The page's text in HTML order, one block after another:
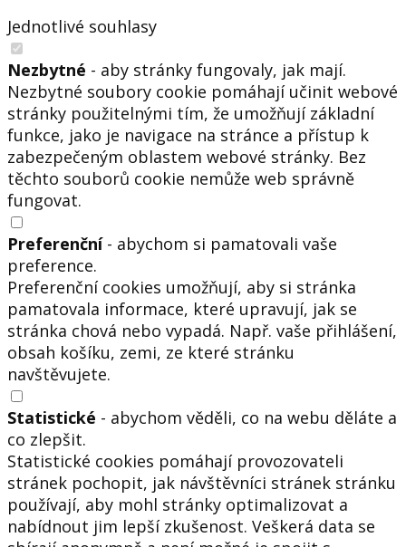
Jednotlivé souhlasy
Nezbytné - aby stránky fungovaly, jak mají.
Nezbytné soubory cookie pomáhají učinit webové
stránky použitelnými tím, že umožňují základní
funkce, jako je navigace na stránce a přístup k
zabezpečeným oblastem webové stránky. Bez
těchto souborů cookie nemůže web správně
fungovat.
Preferenční- abychom si pamatovali vaše
preference.
Preferenční cookies umožňují, aby si stránka
pamatovala informace, které upravují, jak se
stránka chová nebo vypadá. Např. vaše přihlášení,
obsah košíku, zemi, ze které stránku
navštěvujete.
Statistické - abychom věděli, co na webu děláte a
co zlepšit.
Statistické cookies pomáhají provozovateli
stránek pochopit, jak návštěvníci stránek stránku
používají, aby mohl stránky optimalizovat a
nabídnout jim lepší zkušenost. Veškerá data se